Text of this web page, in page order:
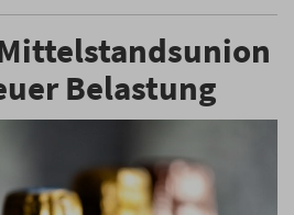
Belastung